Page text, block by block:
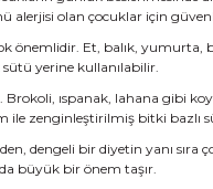
alerjisi olan çocuklar için
önemlidir. Et, balık, yumurta,
yerine kullanılabilir.
ıspanak, lahana gibi
zenginleştirilmiş bitki bazlı
dengeli bir diyetin yanı
büyük bir önem taşır.